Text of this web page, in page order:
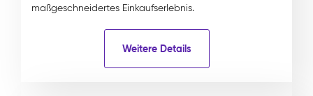
maßgeschneidertes Einkaufserlebnis.
Weitere Details